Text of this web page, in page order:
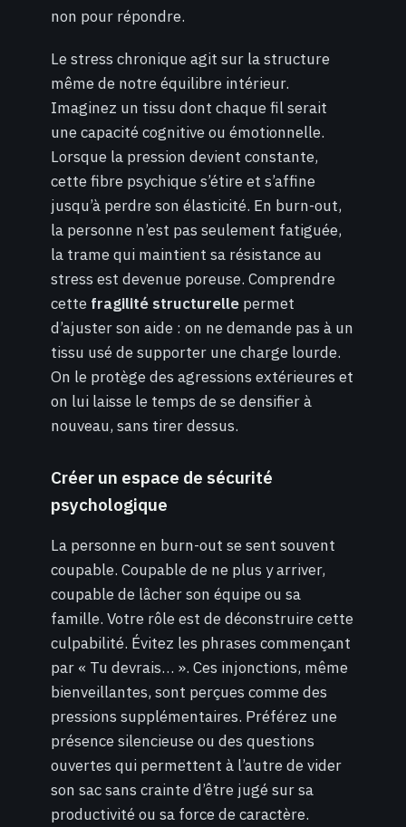
non pour répondre.
Le stress chronique agit sur la structure
même de notre équilibre intérieur.
Imaginez un tissu dont chaque fil serait
une capacité cognitive ou émotionnelle.
Lorsque la pression devient constante,
cette fibre psychique s’étire et s’affine
jusqu’à perdre son élasticité. En burn-out,
la personne n’est pas seulement fatiguée,
la trame qui maintient sa résistance au
stress est devenue poreuse. Comprendre
cette fragilité structurelle permet
d’ajuster son aide : on ne demande pas à un
tissu usé de supporter une charge lourde.
On le protège des agressions extérieures et
on lui laisse le temps de se densifier à
nouveau, sans tirer dessus.
Créer un espace de sécurité
psychologique
La personne en burn-out se sent souvent
coupable. Coupable de ne plus y arriver,
coupable de lâcher son équipe ou sa
famille. Votre rôle est de déconstruire cette
culpabilité. Évitez les phrases commençant
par « Tu devrais… ». Ces injonctions, même
bienveillantes, sont perçues comme des
pressions supplémentaires. Préférez une
présence silencieuse ou des questions
ouvertes qui permettent à l’autre de vider
son sac sans crainte d’être jugé sur sa
productivité ou sa force de caractère.